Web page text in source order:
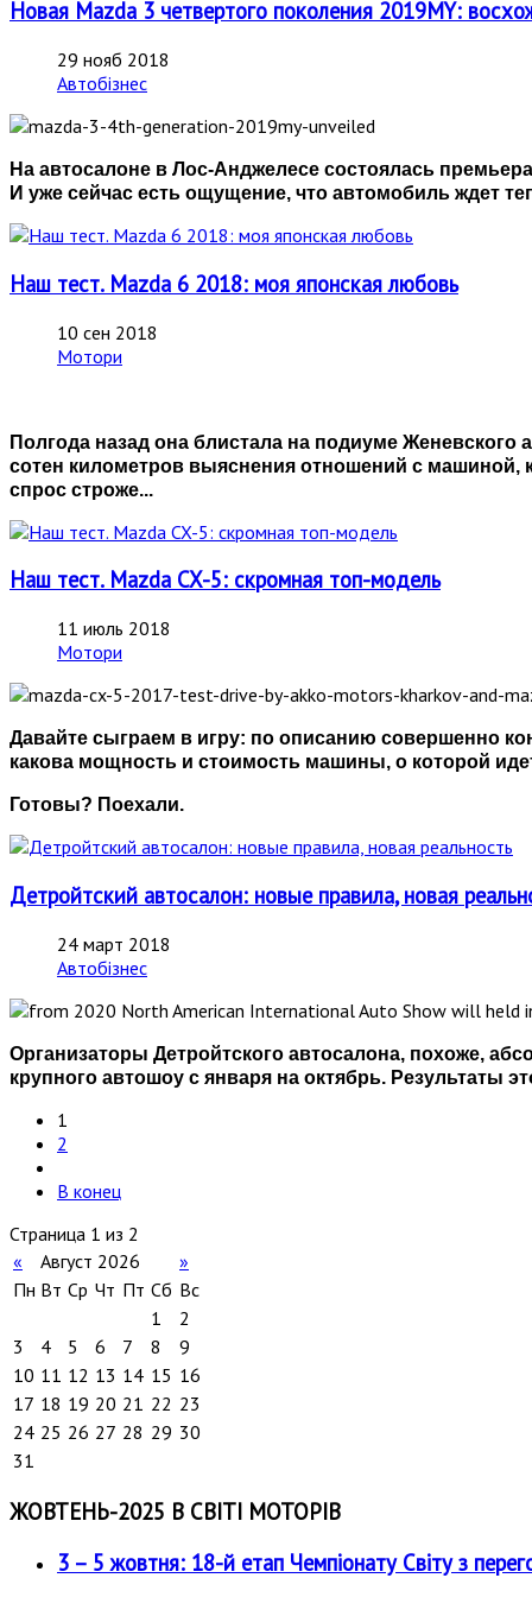
Новая Mazda 3 четвертого поколения 2019MY:
29 нояб 2018
Автобізнес
На автосалоне в Лос-Анджелесе состоялась
И уже сейчас есть ощущение, что автомобиль ждет
Наш тест. Mazda 6 2018: моя японская любовь
10 сен 2018
Мотори
Полгода назад она блистала на подиуме Женевского
сотен километров выяснения отношений с
спрос строже...
Наш тест. Mazda CX-5: скромная топ-модель
11 июль 2018
Мотори
Давайте сыграем в игру: по описанию совершенно
какова мощность и стоимость машины, о которой
Готовы? Поехали.
Детройтский автосалон: новые правила, новая
24 март 2018
Автобізнес
Организаторы Детройтского автосалона, похоже,
крупного автошоу с января на октябрь. Результаты
1
2
В конец
Страница 1 из 2
«
Август 2026
»
Пн Вт Ср Чт Пт Сб Вс
1
2
3
4 5 6 7 8
9
10 11 12 13 14 15 16
17 18 19 20 21 22 23
24 25 26 27 28 29 30
31
ЖОВТЕНЬ-2025 В СВІТІ МОТОРІВ
3 – 5 жовтня: 18-й етап Чемпіонату Світу з